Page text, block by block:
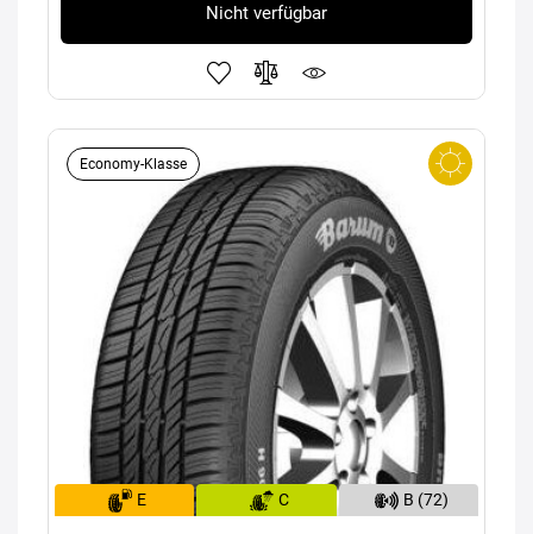
Nicht verfügbar
Economy-Klasse
E C B (72)